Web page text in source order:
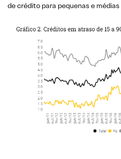
de crédito para pequenas e médias